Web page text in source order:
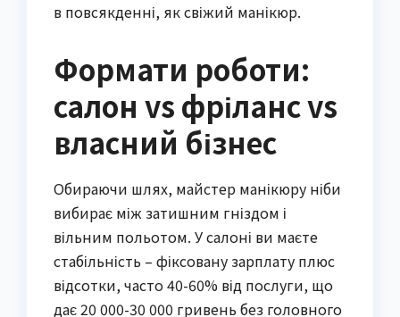
в повсякденні, як свіжий манікюр.
Формати роботи:
салон vs фріланс vs
власний бізнес
Обираючи шлях, майстер манікюру ніби
вибирає між затишним гніздом і
вільним польотом. У салоні ви маєте
стабільність – фіксовану зарплату плюс
відсотки, часто 40-60% від послуги, що
дає 20 000-30 000 гривень без головного